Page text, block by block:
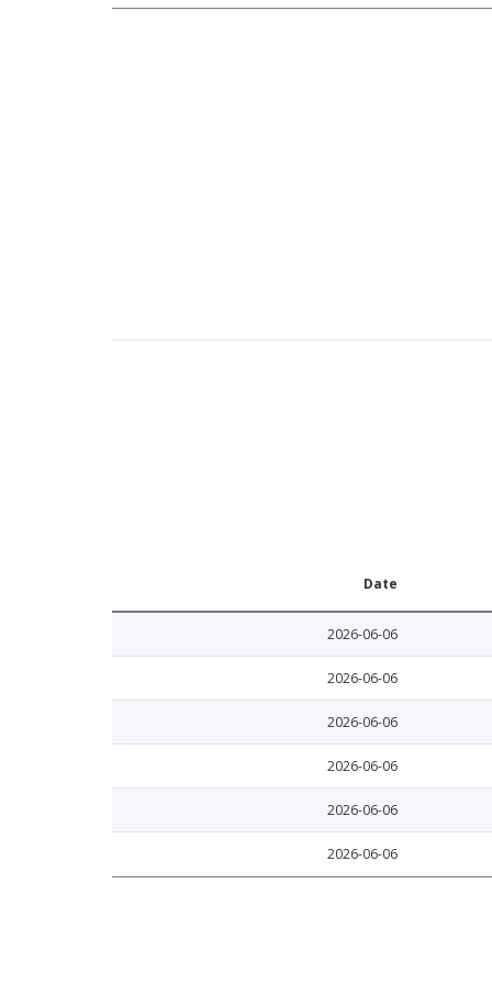
Date
2026-06-06
2026-06-06
2026-06-06
2026-06-06
2026-06-06
2026-06-06